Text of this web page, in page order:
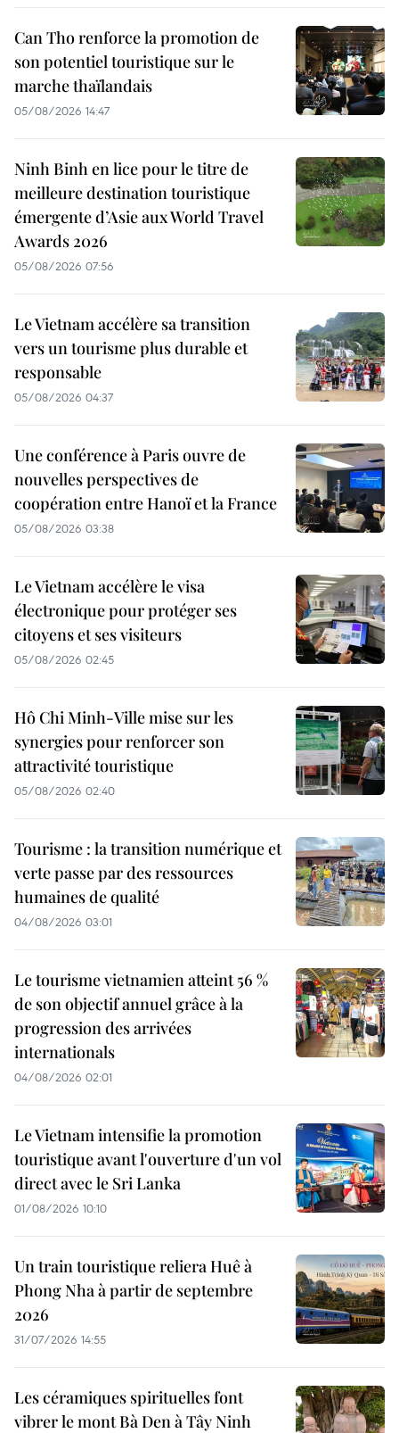
Can Tho renforce la promotion de
son potentiel touristique sur le
marche thaïlandais
05/08/2026 14:47
Ninh Binh en lice pour le titre de
meilleure destination touristique
émergente d’Asie aux World Travel
Awards 2026
05/08/2026 07:56
Le Vietnam accélère sa transition
vers un tourisme plus durable et
responsable
05/08/2026 04:37
Une conférence à Paris ouvre de
nouvelles perspectives de
coopération entre Hanoï et la France
05/08/2026 03:38
Le Vietnam accélère le visa
électronique pour protéger ses
citoyens et ses visiteurs
05/08/2026 02:45
Hô Chi Minh-Ville mise sur les
synergies pour renforcer son
attractivité touristique
05/08/2026 02:40
Tourisme : la transition numérique et
verte passe par des ressources
humaines de qualité
04/08/2026 03:01
Le tourisme vietnamien atteint 56 %
de son objectif annuel grâce à la
progression des arrivées
internationals
04/08/2026 02:01
Le Vietnam intensifie la promotion
touristique avant l'ouverture d'un vol
direct avec le Sri Lanka
01/08/2026 10:10
Un train touristique reliera Huê à
Phong Nha à partir de septembre
2026
31/07/2026 14:55
Les céramiques spirituelles font
vibrer le mont Bà Den à Tây Ninh